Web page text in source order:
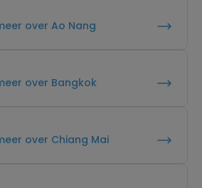
over Ao Nang
over Bangkok
over Chiang Mai